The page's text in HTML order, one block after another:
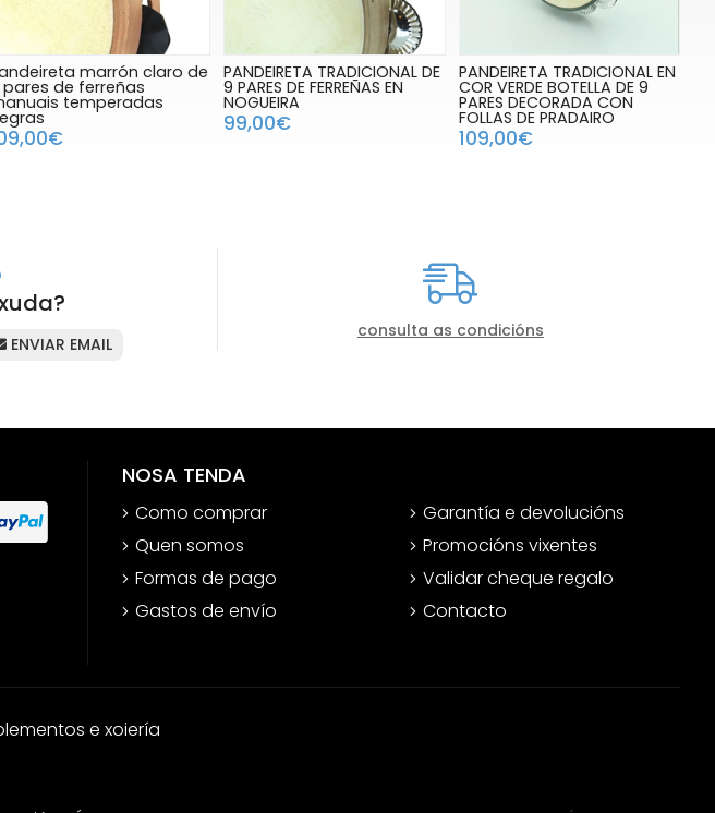
marrón claro de
pares de ferreñas
temperadas
PANDEIRETA TRADICIONAL DE
9 PARES DE FERREÑAS EN
NOGUEIRA
99,00€
PANDEIRETA TRADICIONAL EN
COR VERDE BOTELLA DE 9
PARES DECORADA CON
FOLLAS DE PRADAIRO
109,00€
ENVIAR EMAIL
consulta as condicións
NOSA TENDA
Como comprar
Quen somos
Formas de pago
Gastos de envío
Garantía e devolucións
Promocións vixentes
Validar cheque regalo
Contacto
e xoiería